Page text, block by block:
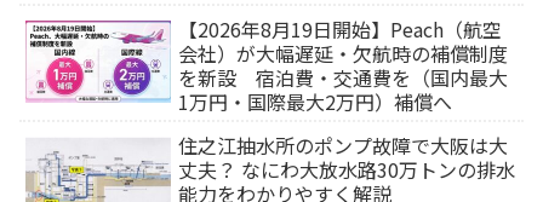
【2026年8月19日開始】Peach（航空
会社）が大幅遅延・欠航時の補償制度
を新設 宿泊費・交通費を（国内最大
1万円・国際最大2万円）補償へ
住之江抽水所のポンプ故障で大阪は大
丈夫？ なにわ大放水路30万トンの排水
能力をわかりやすく解説